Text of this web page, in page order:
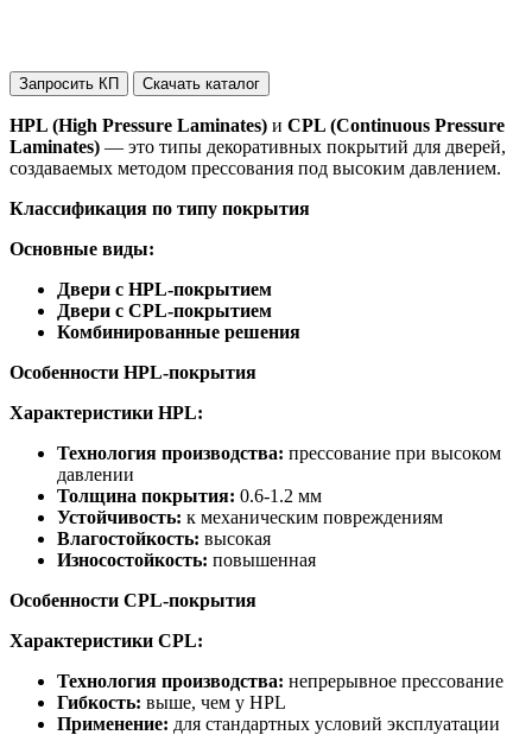
Запросить КП Скачать каталог
HPL (High Pressure Laminates) и CPL (Continuous Pressure
Laminates) — это типы декоративных покрытий для дверей,
создаваемых методом прессования под высоким давлением.
Классификация по типу покрытия
Основные виды:
Двери с HPL-покрытием
Двери с CPL-покрытием
Комбинированные решения
Особенности HPL-покрытия
Характеристики HPL:
Технология производства: прессование при высоком
давлении
Толщина покрытия: 0.6-1.2 мм
Устойчивость: к механическим повреждениям
Влагостойкость: высокая
Износостойкость: повышенная
Особенности CPL-покрытия
Характеристики CPL:
Технология производства: непрерывное прессование
Гибкость: выше, чем у HPL
Применение: для стандартных условий эксплуатации